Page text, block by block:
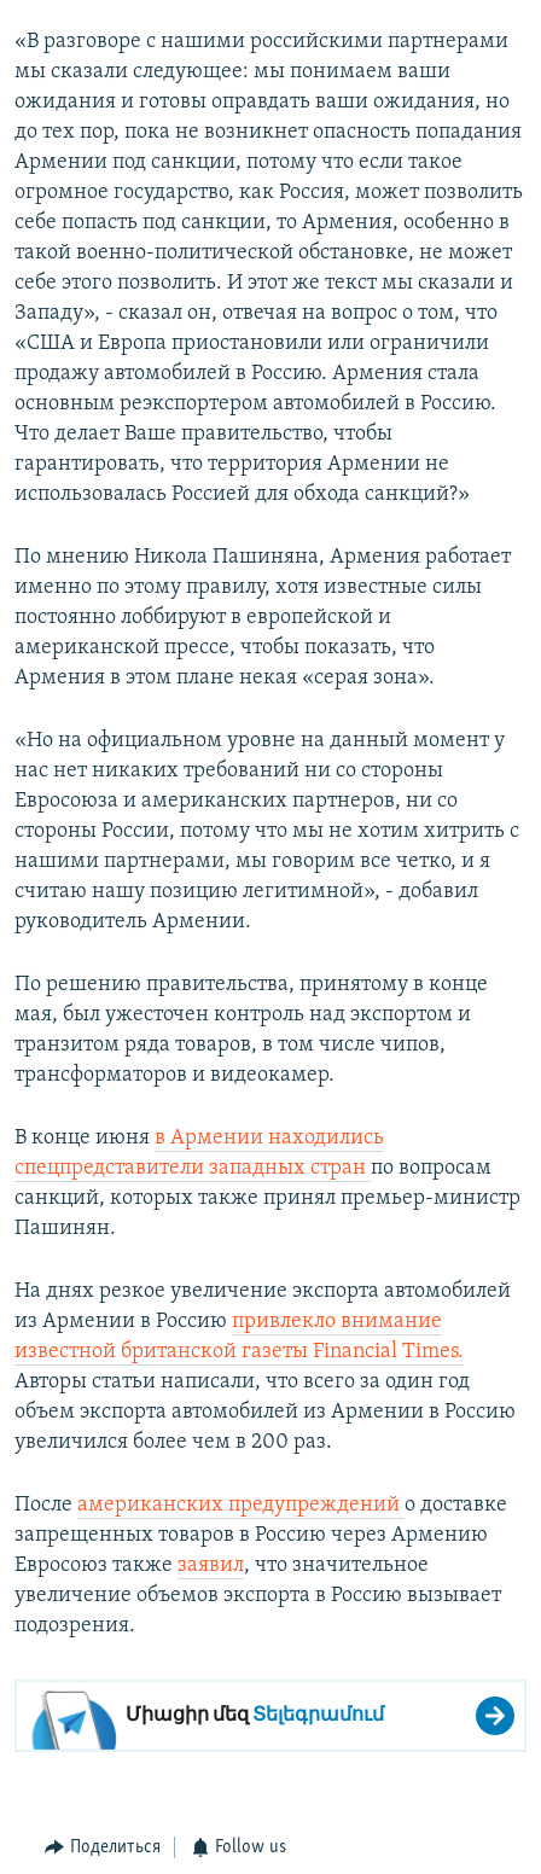
«В разговоре с нашими российскими партнерами
мы сказали следующее: мы понимаем ваши
ожидания и готовы оправдать ваши ожидания, но
до тех пор, пока не возникнет опасность попадания
Армении под санкции, потому что если такое
огромное государство, как Россия, может позволить
себе попасть под санкции, то Армения, особенно в
такой военно-политической обстановке, не может
себе этого позволить. И этот же текст мы сказали и
Западу», - сказал он, отвечая на вопрос о том, что
«США и Европа приостановили или ограничили
продажу автомобилей в Россию. Армения стала
основным реэкспортером автомобилей в Россию.
Что делает Ваше правительство, чтобы
гарантировать, что территория Армении не
использовалась Россией для обхода санкций?»
По мнению Никола Пашиняна, Армения работает
именно по этому правилу, хотя известные силы
постоянно лоббируют в европейской и
американской прессе, чтобы показать, что
Армения в этом плане некая «серая зона».
«Но на официальном уровне на данный момент у
нас нет никаких требований ни со стороны
Евросоюза и американских партнеров, ни со
стороны России, потому что мы не хотим хитрить с
нашими партнерами, мы говорим все четко, и я
считаю нашу позицию легитимной», - добавил
руководитель Армении.
По решению правительства, принятому в конце
мая, был ужесточен контроль над экспортом и
транзитом ряда товаров, в том числе чипов,
трансформаторов и видеокамер.
В конце июня в Армении находились
спецпредставители западных стран по вопросам
санкций, которых также принял премьер-министр
Пашинян.
На днях резкое увеличение экспорта автомобилей
из Армении в Россию привлекло внимание
известной британской газеты Financial Times.
Авторы статьи написали, что всего за один год
объем экспорта автомобилей из Армении в Россию
увеличился более чем в 200 раз.
После американских предупреждений о доставке
запрещенных товаров в Россию через Армению
Евросоюз также заявил, что значительное
увеличение объемов экспорта в Россию вызывает
подозрения.
Միացիր մեզ Տելեգրամում
Поделиться Follow us